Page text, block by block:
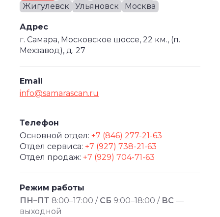
Жигулевск
Ульяновск Москва
Адрес
г. Самара, Московское шоссе, 22 км., (п.
Мехзавод), д. 27
Email
info@samarascan.ru
Телефон
Основной отдел: +7 (846) 277-21-63
Отдел сервиса: +7 (927) 738-21-63
Отдел продаж: +7 (929) 704-71-63
Режим работы
ПН–ПТ 8:00–17:00 / СБ 9:00–18:00 / ВС —
выходной